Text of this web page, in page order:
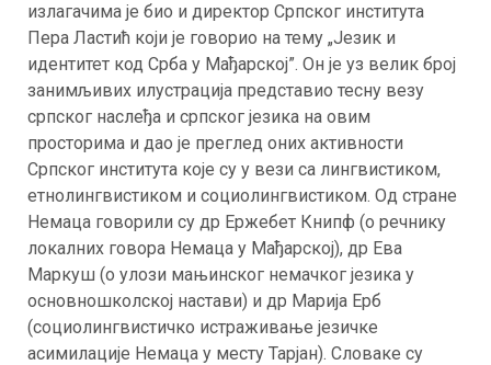
излагачима је био и директор Српског института
Пера Ластић који је говорио на тему „Језик и
идентитет код Срба у Мађарској”. Он је уз велик број
занимљивих илустрација представио тесну везу
српског наслеђа и српског језика на овим
просторима и дао је преглед оних активности
Српског института које су у вези са лингвистиком,
етнолингвистиком и социолингвистиком. Од стране
Немаца говорили су др Ержебет Книпф (о речнику
локалних говора Немаца у Мађарској), др Ева
Маркуш (о улози мањинског немачког језика у
основношколској настави) и др Марија Ерб
(социолингвистичко истраживање језичке
асимилације Немаца у месту Тарјан). Словаке су